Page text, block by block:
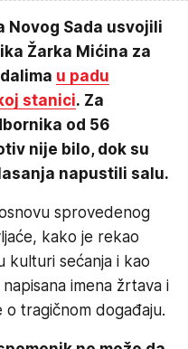
Novog Sada usvojili
Žarka Mićina za
u padu
stanici. Za
od 56
nije bilo, dok su
napustili salu.
sprovedenog
kako je rekao
kulturi sećanja i kao
imena žrtava i
tragičnom događaju.